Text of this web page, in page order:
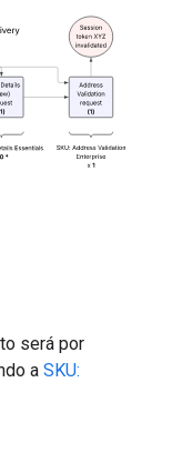
será por
a SKU: